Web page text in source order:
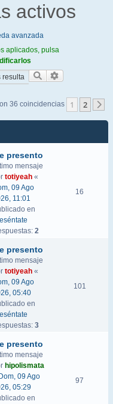
activos
avanzada
aplicados, pulsa
Buscar
36 coincidencias 1 2
presento
mensaje
totiyeah «
09 Ago
11:01
en
2
16
presento
mensaje
totiyeah «
09 Ago
05:40
en
3
101
presento
mensaje
hipolismata
Dom, 09 Ago
05:29
en
97